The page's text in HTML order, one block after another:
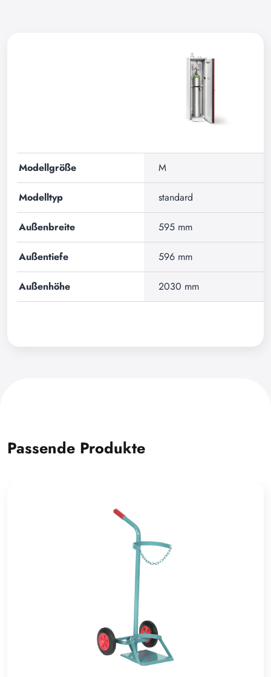
Modellgröße M
Modelltyp standard
Außenbreite 595 mm
Außentiefe 596 mm
Außenhöhe 2030 mm
Passende Produkte